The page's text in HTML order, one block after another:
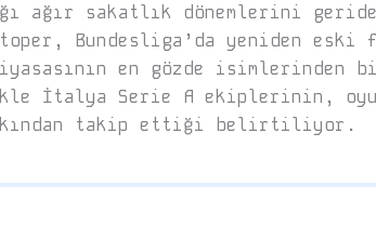
ağır sakatlık dönemlerini
Bundesliga’da yeniden eski
en gözde isimlerinden
İtalya Serie A ekiplerinin,
yakından takip ettiği belirtiliyor.